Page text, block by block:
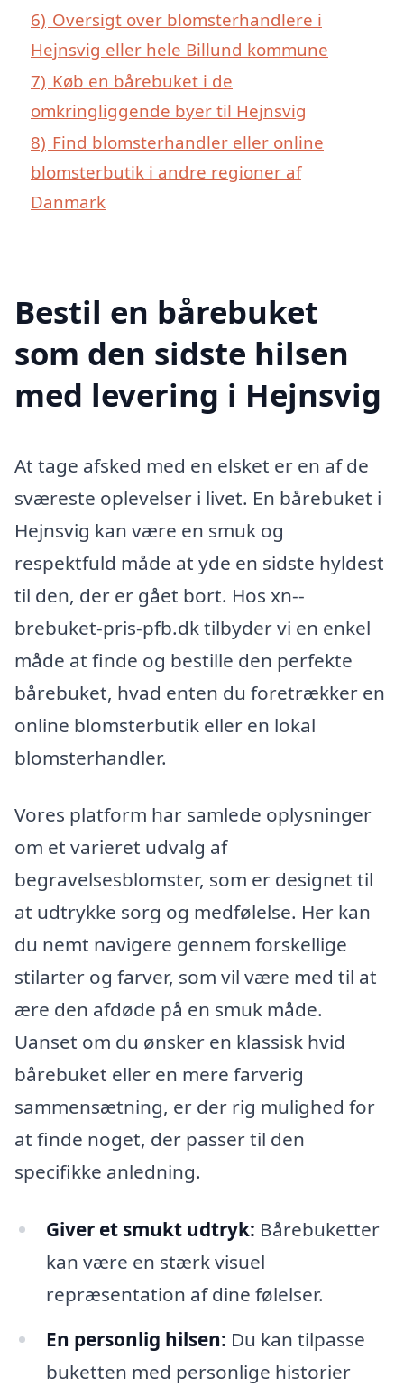
6) Oversigt over blomsterhandlere i
Hejnsvig eller hele Billund kommune
7) Køb en bårebuket i de
omkringliggende byer til Hejnsvig
8) Find blomsterhandler eller online
blomsterbutik i andre regioner af
Danmark
Bestil en bårebuket
som den sidste hilsen
med levering i Hejnsvig
At tage afsked med en elsket er en af de
sværeste oplevelser i livet. En bårebuket i
Hejnsvig kan være en smuk og
respektfuld måde at yde en sidste hyldest
til den, der er gået bort. Hos xn--
brebuket-pris-pfb.dk tilbyder vi en enkel
måde at finde og bestille den perfekte
bårebuket, hvad enten du foretrækker en
online blomsterbutik eller en lokal
blomsterhandler.
Vores platform har samlede oplysninger
om et varieret udvalg af
begravelsesblomster, som er designet til
at udtrykke sorg og medfølelse. Her kan
du nemt navigere gennem forskellige
stilarter og farver, som vil være med til at
ære den afdøde på en smuk måde.
Uanset om du ønsker en klassisk hvid
bårebuket eller en mere farverig
sammensætning, er der rig mulighed for
at finde noget, der passer til den
specifikke anledning.
Giver et smukt udtryk: Bårebuketter
kan være en stærk visuel
repræsentation af dine følelser.
En personlig hilsen: Du kan tilpasse
buketten med personlige historier